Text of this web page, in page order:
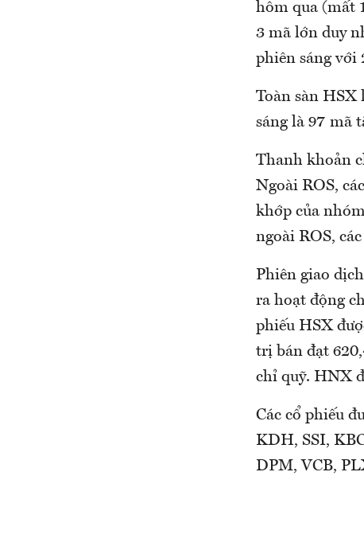
hôm qua (mất
3 mã lớn duy
phiên sáng với
Toàn sàn HSX
sáng là 97 mã
Thanh khoản
Ngoài ROS,
khớp của
ngoài ROS,
Phiên giao
ra hoạt động
phiếu HSX
trị bán đạt
chỉ quỹ. HNX
Các cổ phiếu
KDH, SSI,
DPM, VCB,